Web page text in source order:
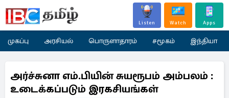
Listen Watch Apps
முகப்பு அரசியல் பொருளாதாரம் சமூகம் இந்தியா
அர்ச்சுனா எம்.பியின் சுயரூபம் அம்பலம் :
உடைக்கப்படும் இரகசியங்கள்